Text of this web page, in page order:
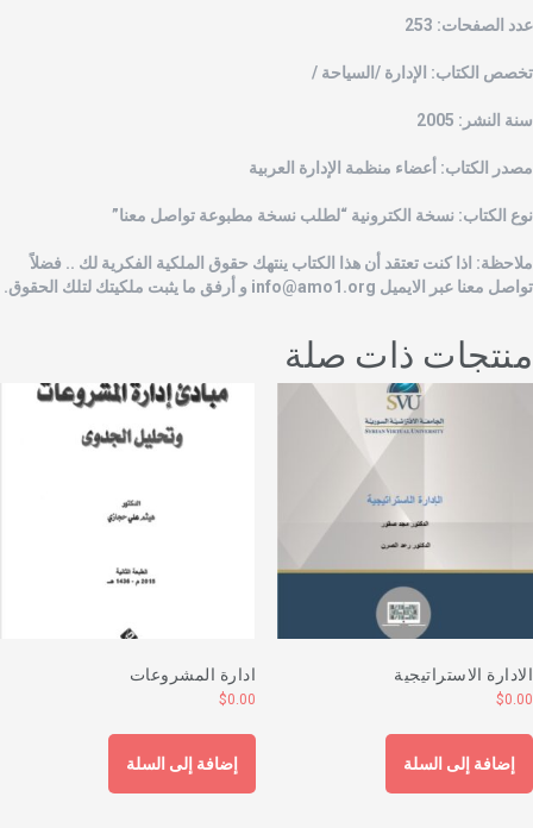
الصفحات: 253
الكتاب: الإدارة /السياحة /
النشر: 2005
الكتاب: أعضاء منظمة الإدارة العربية
الكتاب: نسخة الكترونية “لطلب نسخة مطبوعة تواصل معنا”
اذا كنت تعتقد أن هذا الكتاب ينتهك حقوق الملكية الفكرية لك .. فضلاً
معنا عبر الايميل info@amo1.orgو أرفق ما يثبت ملكيتك لتلك الحقوق.
ذات صلة
الاستراتيجية
$
إضافة إلى السلة
ادارة المشروعات
$0.00
إضافة إلى السلة